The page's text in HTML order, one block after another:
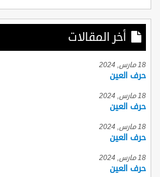
أخر المقالات
18 مارس, 2024
حرف العين
18 مارس, 2024
حرف العين
18 مارس, 2024
حرف العين
18 مارس, 2024
حرف العين